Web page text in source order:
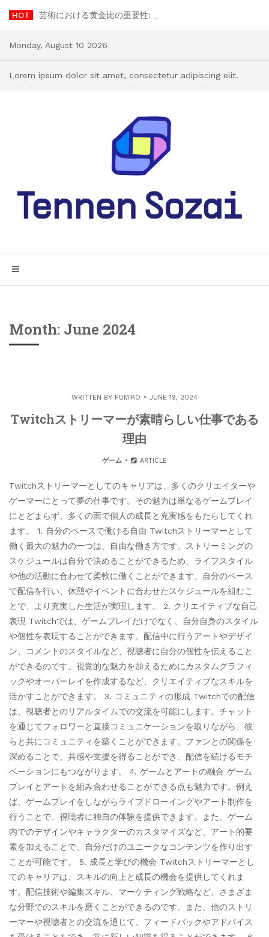
HOT
Monday, August 10 2026
Lorem ipsum dolor sit amet, consectetur adipiscing elit.
Month: June 2024
WRITTEN BY FUMIKO JUNE 19, 2024
Twitchストリーマーが素晴らしい仕事である
理由
ゲーム ARTICLE
Twitchストリーマーとしてのキャリアは、多くのクリエイターや
ゲーマーにとって夢の仕事です。その魅力は単なるゲームプレイ
にとどまらず、多くの面で個人の成長と充実感をもたらしてくれ
ます。 1. 自分のペースで働ける自由 Twitchストリーマーとして
働く最大の魅力の一つは、自由な働き方です。ストリーミングの
スケジュールは自分で決めることができるため、ライフスタイル
や他の活動に合わせて柔軟に働くことができます。自分のペース
で配信を行い、休憩やイベントに合わせたスケジュールを組むこ
とで、より充実した生活が実現します。 2. クリエイティブな自己
表現 Twitchでは、ゲームプレイだけでなく、自分自身のスタイル
や個性を表現することができます。配信中に行うアートやデザイ
ン、コメントのスタイルなど、視聴者に自分の個性を伝えること
ができるのです。視覚的な魅力を加えるためにカスタムグラフィ
ックやオーバーレイを作成するなど、クリエイティブなスキルを
活かすことができます。 3. コミュニティの形成 Twitchでの配信
は、視聴者とのリアルタイムでの交流を可能にします。チャット
を通じてフォロワーと直接コミュニケーションを取りながら、彼
らと共にコミュニティを築くことができます。ファンとの関係を
深めることで、共感や支援を得ることができ、配信を続けるモチ
ベーションにもつながります。 4. ゲームとアートの融合 ゲーム
プレイとアートを組み合わせることができる点も魅力です。例え
ば、ゲームプレイをしながらライブドローイングやアート制作を
行うことで、視聴者に独自の体験を提供できます。また、ゲーム
内でのデザインやキャラクターのカスタマイズなど、アート的要
素を加えることで、自分だけのユニークなコンテンツを作り出す
ことが可能です。 5. 成長と学びの機会 Twitchストリーマーとし
てのキャリアは、スキルの向上と成長の機会を提供してくれま
す。配信技術や編集スキル、マーケティング戦略など、さまざま
な分野でのスキルを磨くことができるのです。また、他のストリ
ーマーや視聴者との交流を通じて、フィードバックやアドバイス